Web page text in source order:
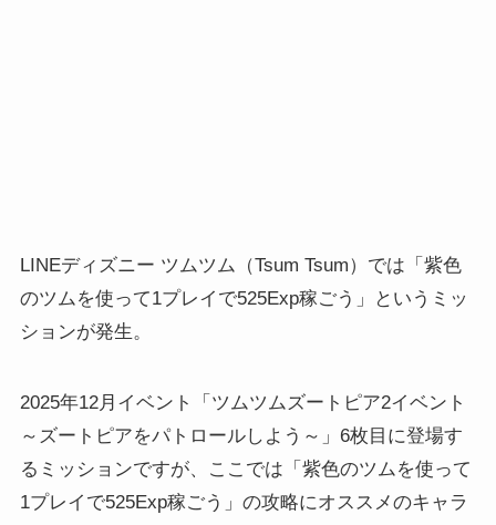
LINEディズニー ツムツム（Tsum Tsum）では「紫色
のツムを使って1プレイで525Exp稼ごう」というミッ
ションが発生。
2025年12月イベント「ツムツムズートピア2イベント
～ズートピアをパトロールしよう～」6枚目に登場す
るミッションですが、ここでは「紫色のツムを使って
1プレイで525Exp稼ごう」の攻略にオススメのキャラ